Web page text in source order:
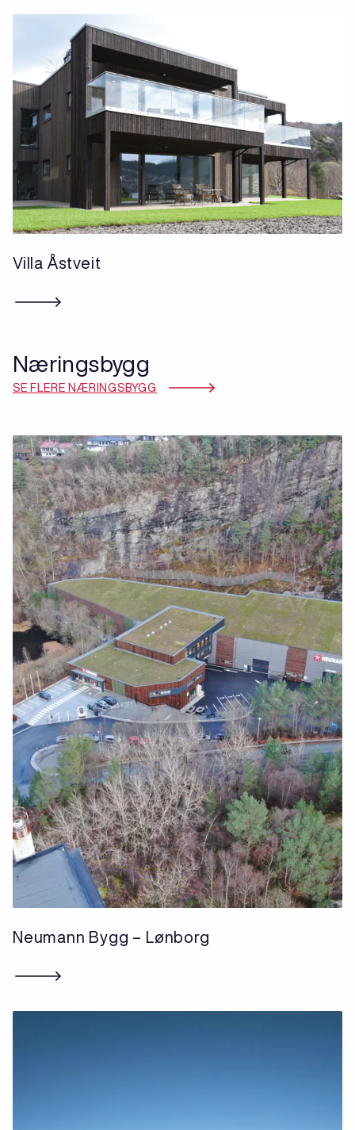
Villa Åstveit
Næringsbygg
SE FLERE NÆRINGSBYGG
Neumann Bygg – Lønborg